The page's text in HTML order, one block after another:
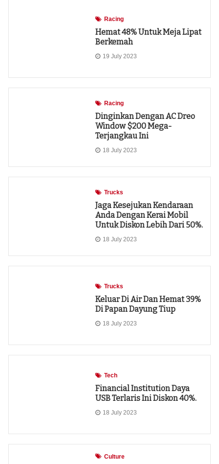
Racing
Hemat 48% Untuk Meja Lipat
Berkemah
19 July 2023
Racing
Dinginkan Dengan AC Dreo
Window $200 Mega-
Terjangkau Ini
18 July 2023
Trucks
Jaga Kesejukan Kendaraan
Anda Dengan Kerai Mobil
Untuk Diskon Lebih Dari 50%.
18 July 2023
Trucks
Keluar Di Air Dan Hemat 39%
Di Papan Dayung Tiup
18 July 2023
Tech
Financial Institution Daya
USB Terlaris Ini Diskon 40%.
18 July 2023
Culture